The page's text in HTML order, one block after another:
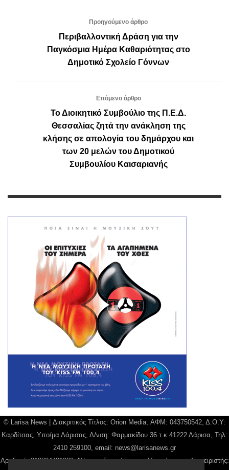
Προηγούμενο άρθρο
Περιβαλλοντική Δράση για την
Παγκόσμια Ημέρα Καθαριότητας στο
Δημοτικό Σχολείο Γόννων
Επόμενο άρθρο
Το Διοικητικό Συμβούλιο της Π.Ε.Δ.
Θεσσαλίας ζητά την ανάκληση της
κλήσης σε απολογία του δημάρχου και
των 20 μελών του Δημοτικού
Συμβουλίου Καισαριανής
© Larisa News | Διακριτικός Τίτλος: Orion Media, ΑΦΜ: 043750542, Δ.Ο.Υ:
Καρδίτσας, Υπο/μα Λάρισας, Δ/νση: Φαρμακίδου 36 τ.κ 41222 Λάρισα, Τηλ:
2410 259100, email: news@larisanews.gr
Αρ. Γεμή: 018804431000, Νόμιμος Εκπρόσωπος, Ιδιοκτήτης και Διαχειριστής: